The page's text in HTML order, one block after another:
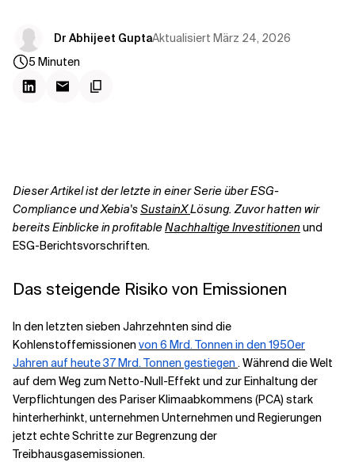
Verwandte Themen
Dr Abhijeet GuptaAktualisiert März 24, 2026
5 Minuten
Dieser Artikel ist der letzte in einer Serie über ESG-
Compliance und Xebia'sSustainXLösung. Zuvor hatten wir
bereits Einblicke in profitableNachhaltige Investitionen und
ESG-Berichtsvorschriften.
Das steigende Risiko von Emissionen
In den letzten sieben Jahrzehnten sind die
Kohlenstoffemissionen von 6 Mrd. Tonnen in den 1950er
Jahren auf heute 37 Mrd. Tonnen gestiegen . Während die Welt
auf dem Weg zum Netto-Null-Effekt und zur Einhaltung der
Verpflichtungen des Pariser Klimaabkommens (PCA) stark
hinterherhinkt, unternehmen Unternehmen und Regierungen
jetzt echte Schritte zur Begrenzung der
Treibhausgasemissionen.